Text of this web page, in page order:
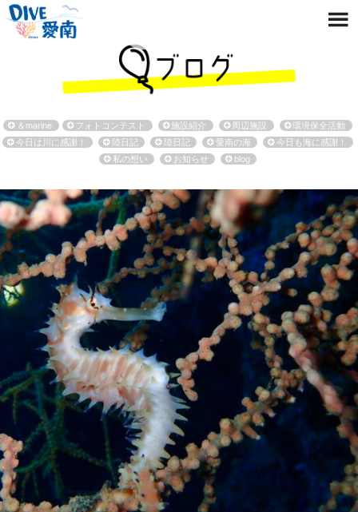
＆marine フォトコンテスト 施設紹介 周辺施設
環境保全活動
今日は川に感謝！
陸日記 陸日記 愛南の海
今日も海に感謝！
私の想い
お知らせ blog